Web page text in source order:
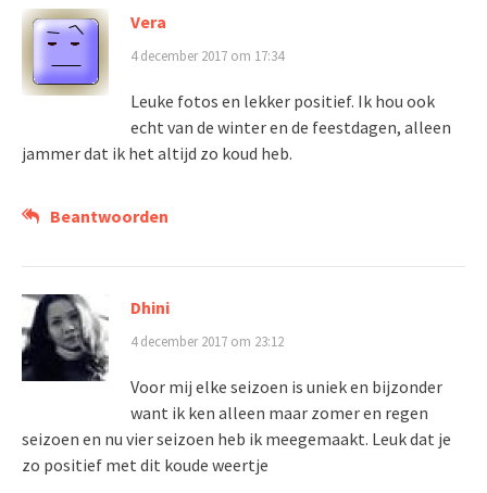
Vera
4 december 2017 om 17:34
Leuke fotos en lekker positief. Ik hou ook
echt van de winter en de feestdagen, alleen
jammer dat ik het altijd zo koud heb.
Beantwoorden
Dhini
4 december 2017 om 23:12
Voor mij elke seizoen is uniek en bijzonder
want ik ken alleen maar zomer en regen
seizoen en nu vier seizoen heb ik meegemaakt. Leuk dat je
zo positief met dit koude weertje